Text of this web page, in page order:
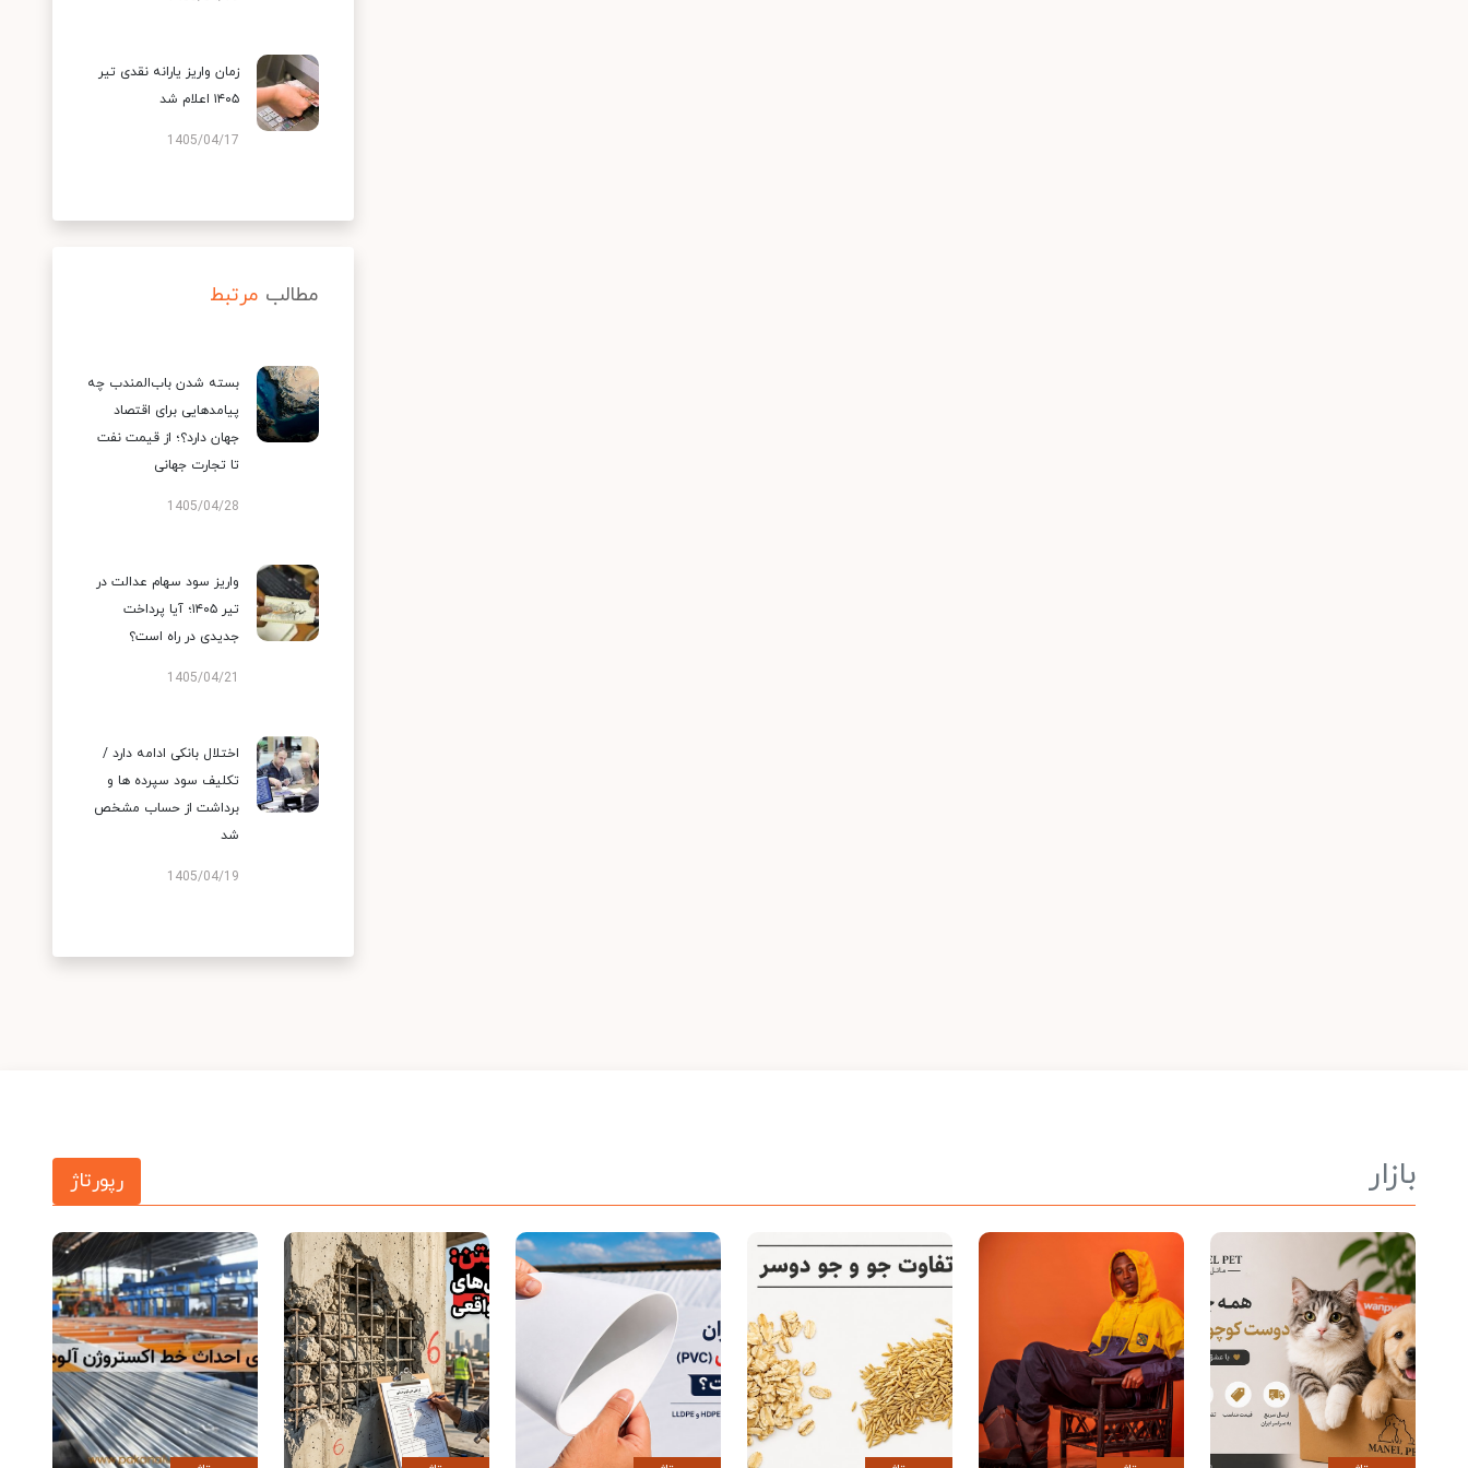
زمان واریز یارانه نقدی تیر
۱۴۰۵ اعلام شد
1405/04/17
مطالب مرتبط
بسته شدن باب‌المندب چه
پیامدهایی برای اقتصاد
جهان دارد؟؛ از قیمت نفت
تا تجارت جهانی
1405/04/28
واریز سود سهام عدالت در
تیر ۱۴۰۵؛ آیا پرداخت
جدیدی در راه است؟
1405/04/21
اختلال بانکی ادامه دارد /
تکلیف سود سپرده ها و
برداشت از حساب مشخص
شد
1405/04/19
بازار رپورتاژ